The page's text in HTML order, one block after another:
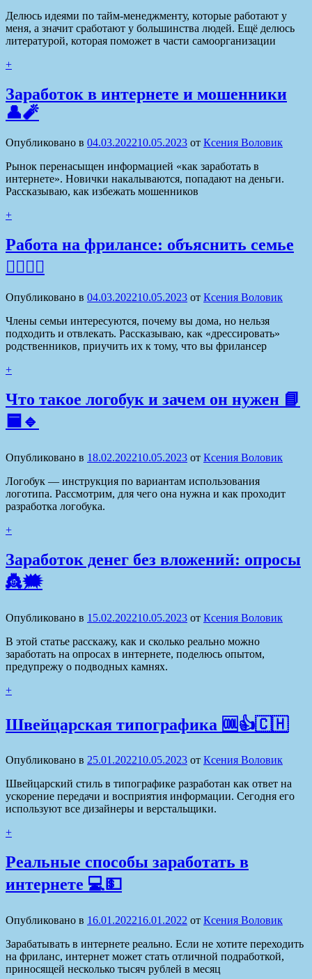
Делюсь идеями по тайм-менеджменту, которые работают у
меня, а значит сработают у большинства людей. Ещё делюсь
литературой, которая поможет в части самоорганизации
+
Заработок в интернете и мошенники
👤🧨
Опубликовано в 04.03.202210.05.2023 от Ксения Воловик
Рынок перенасыщен информацией «как заработать в
интернете». Новички накалываются, попадают на деньги.
Рассказываю, как избежать мошенников
+
Работа на фрилансе: объяснить семье
💁‍♀️🙍‍♂️
Опубликовано в 04.03.202210.05.2023 от Ксения Воловик
Члены семьи интересуются, почему вы дома, но нельзя
подходить и отвлекать. Рассказываю, как «дрессировать»
родственников, приучить их к тому, что вы фрилансер
+
Что такое логобук и зачем он нужен 📘
🟦🔹
Опубликовано в 18.02.202210.05.2023 от Ксения Воловик
Логобук — инструкция по вариантам использования
логотипа. Рассмотрим, для чего она нужна и как проходит
разработка логобука.
+
Заработок денег без вложений: опросы
👸🗯
Опубликовано в 15.02.202210.05.2023 от Ксения Воловик
В этой статье расскажу, как и сколько реально можно
заработать на опросах в интернете, поделюсь опытом,
предупрежу о подводных камнях.
+
Швейцарская типографика 🆒👍🇨🇭
Опубликовано в 25.01.202210.05.2023 от Ксения Воловик
Швейцарский стиль в типографике разработан как ответ на
ускорение передачи и восприятия информации. Сегодня его
используют все дизайнеры и верстальщики.
+
Реальные способы заработать в
интернете 💻💵
Опубликовано в 16.01.202216.01.2022 от Ксения Воловик
Зарабатывать в интернете реально. Если не хотите переходить
на фриланс, интернет может стать отличной подработкой,
приносящей несколько тысяч рублей в месяц